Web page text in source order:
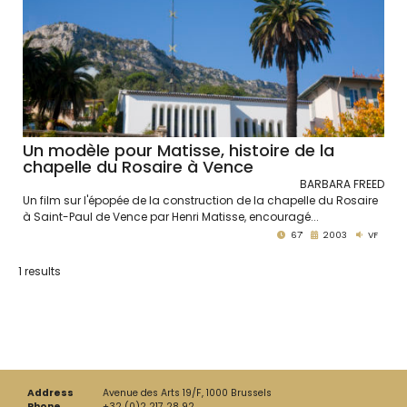
Un modèle pour Matisse, histoire de la
chapelle du Rosaire à Vence
BARBARA FREED
Un film sur l'épopée de la construction de la chapelle du Rosaire
à Saint-Paul de Vence par Henri Matisse, encouragé...
67' 2003 VF
1 results
Address
Avenue des Arts 19/F, 1000 Brussels